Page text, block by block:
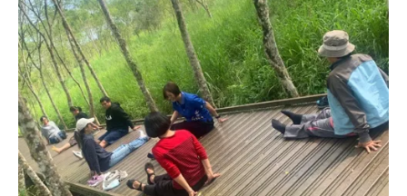
以及印度等新興市場的經濟成長放緩。國際能源署執行董
事比羅爾（Fatih Birol）表示，「我們必須持續努力，讓
2019年成為全球排放量的最終高峰年，而非只是暫停成長
的一年。」他指出，排放持平的現象令人振奮，讓人樂觀
期待全世界有能力在10年內克服氣候變遷議題，「很明
顯，乾淨能源轉型正在進行中，這也是一個訊號，代表我
們有機會透過更具企圖心的政策和投資，在減排上取得進
展。」報告顯示，2